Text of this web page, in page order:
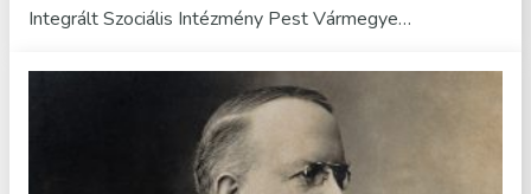
Integrált Szociális Intézmény Pest Vármegye…